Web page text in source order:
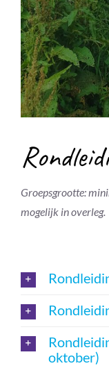
Groepsgrootte:
mogelijk in overleg.
oktober)